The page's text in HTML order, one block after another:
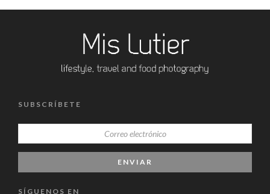
SUBSCRÍBETE
SÍGUENOS EN